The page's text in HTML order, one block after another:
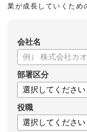
業が成長していくため
【資料の内容】
・不適切な人員配置の
・データドリブンな人
・導入イメージとリー
会社名
部署区分
役職